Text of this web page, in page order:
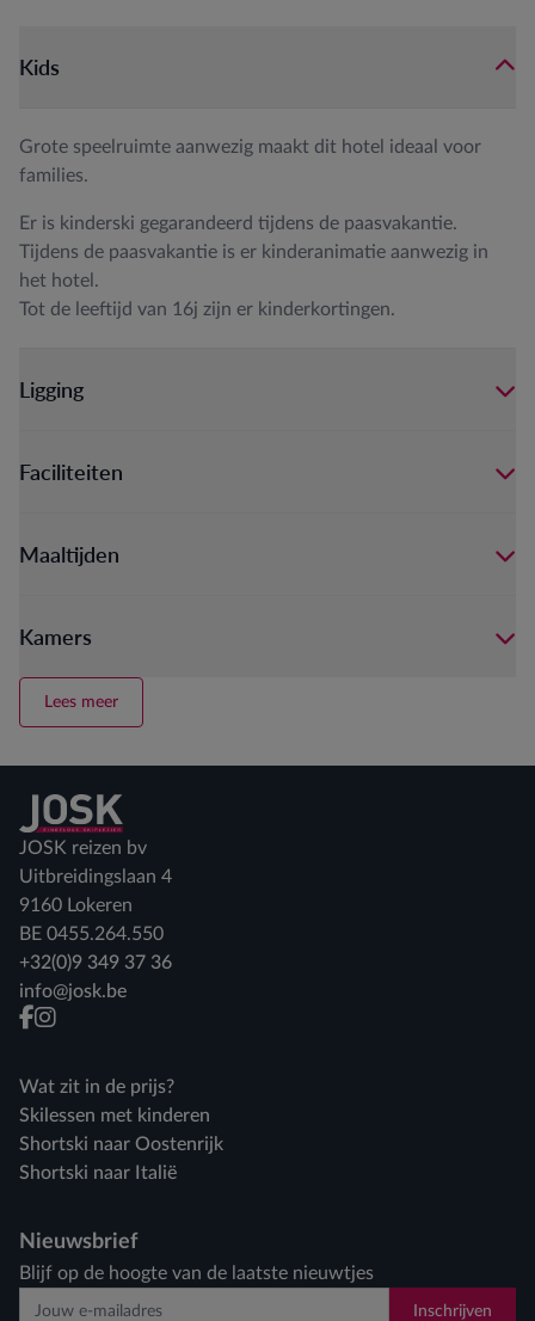
Kids
Grote speelruimte aanwezig maakt dit hotel ideaal voor
families.
Er is kinderski gegarandeerd tijdens de paasvakantie.
Tijdens de paasvakantie is er kinderanimatie aanwezig in
het hotel.
Tot de leeftijd van 16j zijn er kinderkortingen.
Ligging
Faciliteiten
Maaltijden
Kamers
Lees meer
Terug naar home
JOSK reizen bv
Uitbreidingslaan 4
9160 Lokeren
BE 0455.264.550
+32(0)9 349 37 36
info@josk.be
facebook
instagram
Wat zit in de prijs?
Skilessen met kinderen
Shortski naar Oostenrijk
Shortski naar Italië
Nieuwsbrief
Blijf op de hoogte van de laatste nieuwtjes
Inschrijven